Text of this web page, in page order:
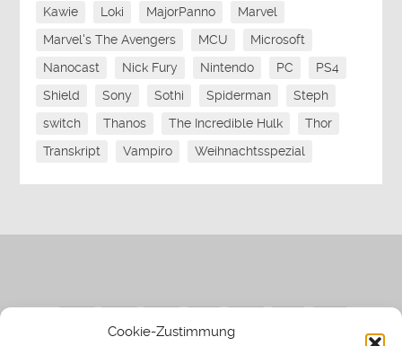
Cookie-Zustimmung
Kawie
Loki MajorPanno
Marvel
Marvel's The Avengers
MCU
Microsoft
Nanocast
Nick Fury Nintendo PC
PS4
Shield
Sony Sothi Spiderman
Steph
switch
Thanos The Incredible Hulk
Thor
Transkript
Vampiro Weihnachtsspezial